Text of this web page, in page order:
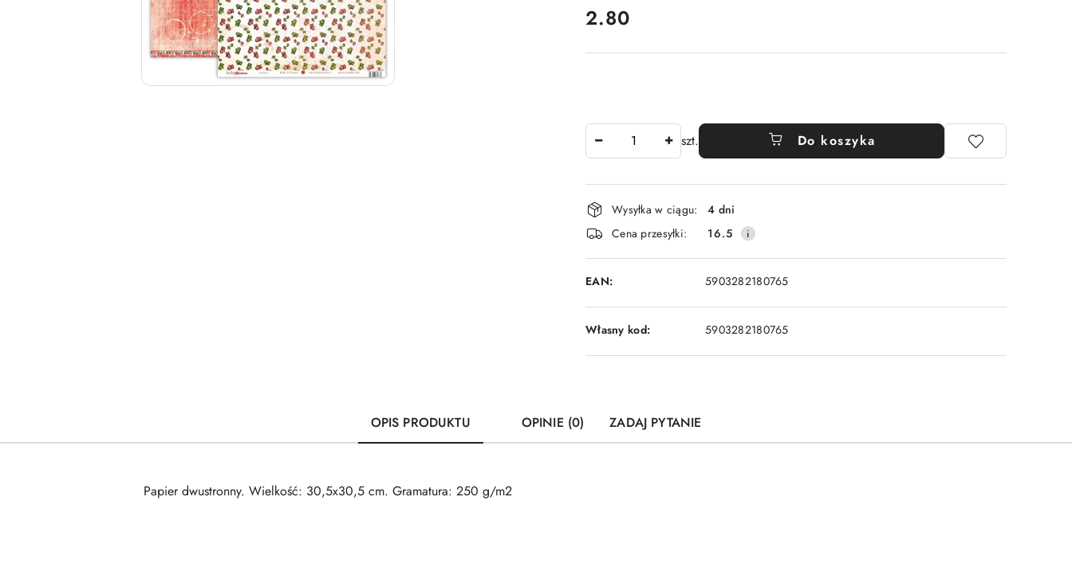
cena:
2.80
szt. Do koszyka
Dostępność
i
dostawa
Wysyłka w ciągu:
4 dni
Cena przesyłki:
16.5
EAN: 5903282180765
Własny kod: 5903282180765
OPIS PRODUKTU OPINIE (0) ZADAJ PYTANIE
Papier dwustronny. Wielkość: 30,5x30,5 cm. Gramatura: 250 g/m2